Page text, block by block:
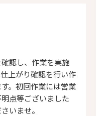
認し、作業を実施
上がり確認を行い作
。初回作業には営業
点等ございました
いませ。